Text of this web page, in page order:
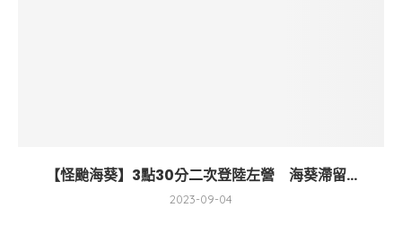
【怪颱海葵】3點30分二次登陸左營 海葵滯留...
2023-09-04